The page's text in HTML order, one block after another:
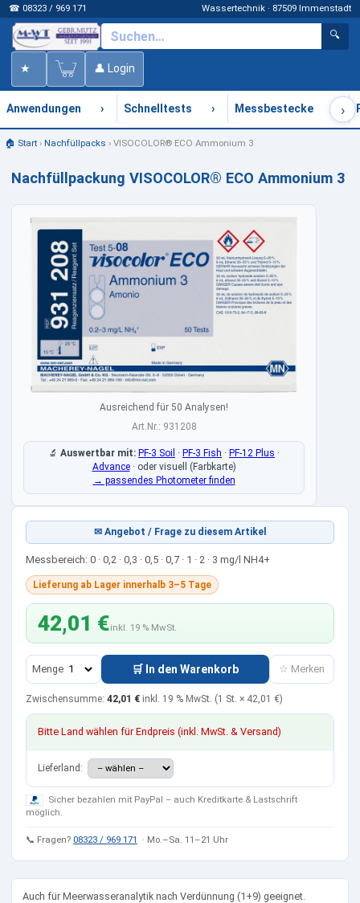
☎ 08323 / 969 171 Wassertechnik · 87509 Immenstadt
🔍
★ 👤 Login
Anwendungen › Schnelltests › Messbestecke ›
🏠 Start› Nachfüllpacks › VISOCOLOR® ECO Ammonium 3
Nachfüllpackung VISOCOLOR® ECO Ammonium 3
Ausreichend für 50 Analysen!
Art.Nr.: 931208
🔬 Auswertbar mit: PF-3 Soil · PF-3 Fish · PF-12 Plus ·
Advance· oder visuell (Farbkarte)
→ passendes Photometer finden
✉ Angebot / Frage zu diesem Artikel
Messbereich: 0 · 0,2 · 0,3 · 0,5 · 0,7 · 1 · 2 · 3 mg/l NH4+
Lieferung ab Lager innerhalb 3–5 Tage
42,01 €inkl. 19 % MwSt.
Menge 🛒 In den Warenkorb ☆ Merken
Zwischensumme: 42,01 € inkl. 19 % MwSt. (1 St. × 42,01 €)
Bitte Land wählen für Endpreis (inkl. MwSt. & Versand)
Lieferland:
Sicher bezahlen mit PayPal – auch Kreditkarte & Lastschrift
möglich.
📞 Fragen? 08323 / 969 171 · Mo.–Sa. 11–21 Uhr
Auch für Meerwasseranalytik nach Verdünnung (1+9) geeignet.